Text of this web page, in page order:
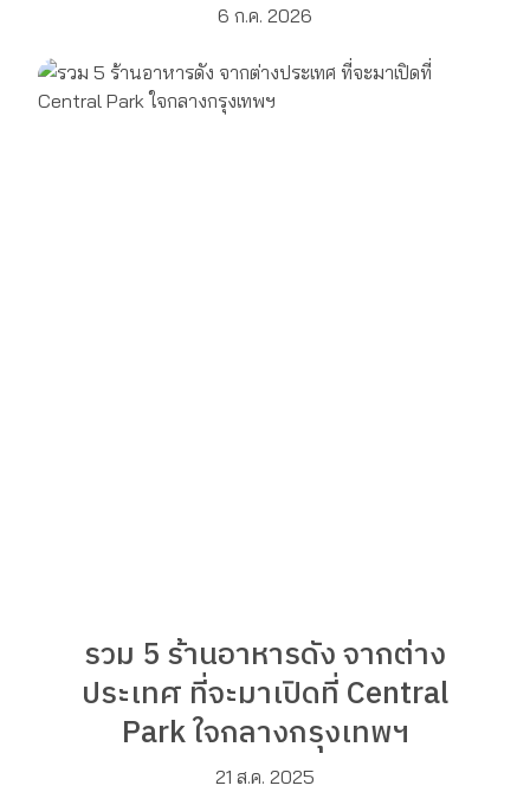
6 ก.ค. 2026
รวม 5 ร้านอาหารดัง จากต่าง
ประเทศ ที่จะมาเปิดที่ Central
Park ใจกลางกรุงเทพฯ
21 ส.ค. 2025